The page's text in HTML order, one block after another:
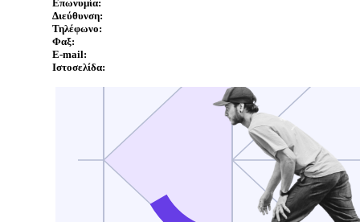
Επωνυμία:
Διεύθυνση:
Τηλέφωνο:
Φαξ:
E-mail:
Ιστοσελίδα: